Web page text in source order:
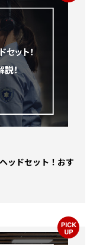
ッドセット！おす